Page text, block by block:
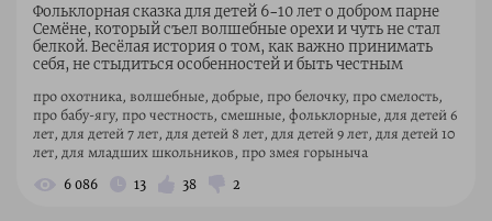
Фольклорная сказка для детей 6–10 лет о добром парне
Семёне, который съел волшебные орехи и чуть не стал
белкой. Весёлая история о том, как важно принимать
себя, не стыдиться особенностей и быть честным
про охотника, волшебные, добрые, про белочку, про смелость,
про бабу-ягу, про честность, смешные, фольклорные, для детей 6
лет, для детей 7 лет, для детей 8 лет, для детей 9 лет, для детей 10
лет, для младших школьников, про змея горыныча
6 086 13 38 2